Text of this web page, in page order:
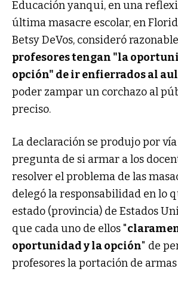
Educación yanqui, en una
última masacre escolar, en
Betsy DeVos, consideró
profesores tengan "la
opción" de ir enfierrados al
poder zampar un corchazo al
preciso.
La declaración se produjo por
pregunta de si armar a los
resolver el problema de las
delegó la responsabilidad en lo
estado (provincia) de Estados
que cada uno de ellos "
oportunidad y la opción" de
profesores la portación de